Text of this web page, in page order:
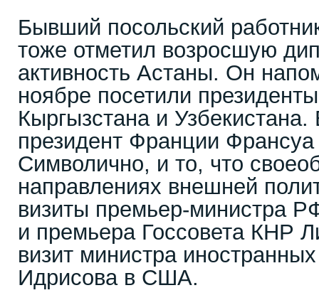
Бывший посольский
тоже отметил возросшую
активность Астаны. Он
ноябре посетили
Кыргызстана и
президент Франции
Символично, и то, что
направлениях внешней
визиты премьер-министра
и премьера Госсовета КНР
визит министра
Идрисова в США.